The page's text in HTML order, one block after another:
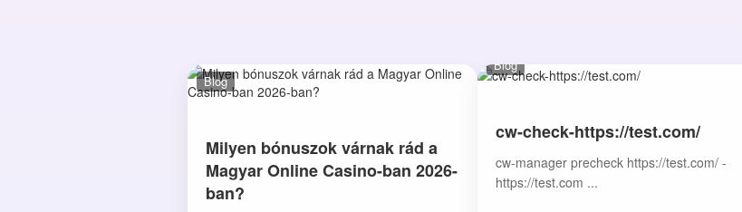
Blog
Milyen bónuszok várnak rád a
Magyar Online Casino-ban 2026-
ban?
Blog
cw-check-https://test.com/
cw-manager precheck https://test.com/ -
https://test.com ...